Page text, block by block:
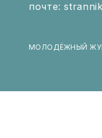
почте:
МОЛОДЁЖНЫЙ